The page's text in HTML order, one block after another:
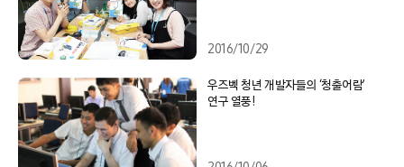
2016/10/29
우즈벡 청년 개발자들의 ‘청출어람’
연구 열풍!